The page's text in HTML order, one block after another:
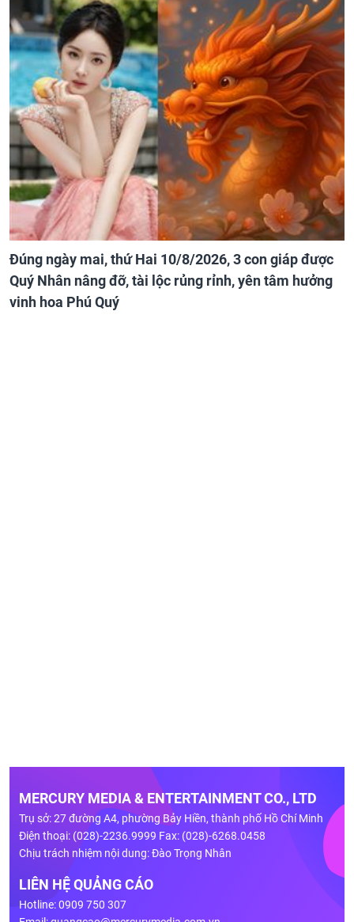
Đúng ngày mai, thứ Hai 10/8/2026, 3 con giáp được
Quý Nhân nâng đỡ, tài lộc rủng rỉnh, yên tâm hưởng
vinh hoa Phú Quý
MERCURY MEDIA & ENTERTAINMENT CO., LTD
Trụ sở: 27 đường A4, phường Bảy Hiền, thành phố Hồ Chí Minh
Điện thoại: (028)-2236.9999 Fax: (028)-6268.0458
Chịu trách nhiệm nội dung: Đào Trọng Nhân
LIÊN HỆ QUẢNG CÁO
Hotline: 0909 750 307